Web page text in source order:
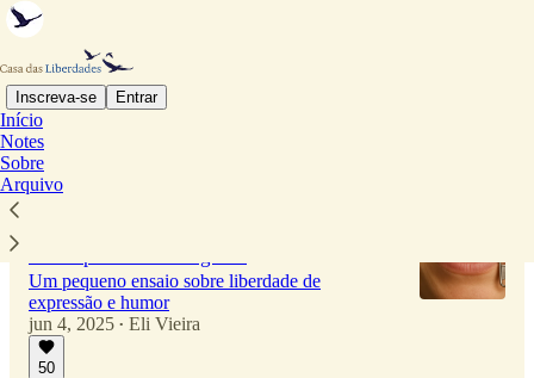
Inscreva-se Entrar
Início
Notes
Sobre
Arquivo
Mais recentes
Um pequeno ensaio sobre liberdade de
expressão e humor
jun 4, 2025 • Eli Vieira
50